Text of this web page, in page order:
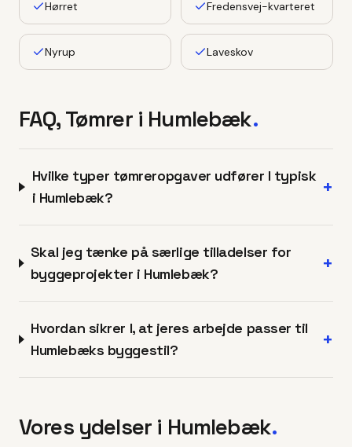
Hørret Fredensvej-kvarteret
Nyrup Laveskov
FAQ, Tømrer i Humlebæk.
Hvilke typer tømreropgaver udfører I typisk
i Humlebæk?
+
Skal jeg tænke på særlige tilladelser for
byggeprojekter i Humlebæk?
+
Hvordan sikrer I, at jeres arbejde passer til
Humlebæks byggestil?
+
Vores ydelser i Humlebæk.